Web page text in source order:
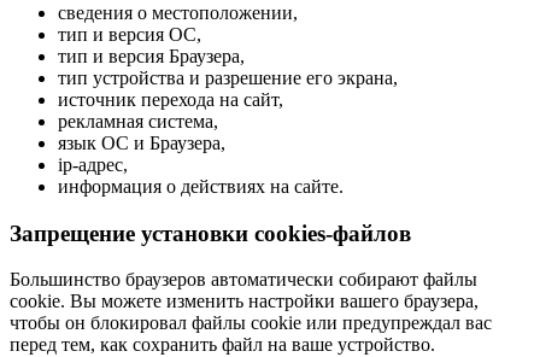
сведения о местоположении,
тип и версия ОС,
тип и версия Браузера,
тип устройства и разрешение его экрана,
источник перехода на сайт,
рекламная система,
язык ОС и Браузера,
ip-адрес,
информация о действиях на сайте.
Запрещение установки cookies-файлов
Большинство браузеров автоматически собирают файлы
cookie. Вы можете изменить настройки вашего браузера,
чтобы он блокировал файлы cookie или предупреждал вас
перед тем, как сохранить файл на ваше устройство.